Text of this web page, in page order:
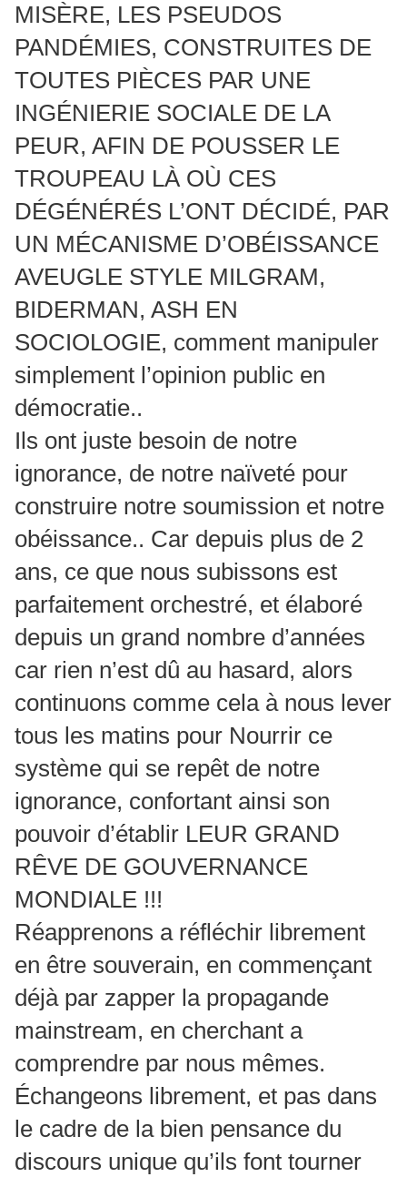
MISÈRE, LES PSEUDOS
PANDÉMIES, CONSTRUITES DE
TOUTES PIÈCES PAR UNE
INGÉNIERIE SOCIALE DE LA
PEUR, AFIN DE POUSSER LE
TROUPEAU LÀ OÙ CES
DÉGÉNÉRÉS L’ONT DÉCIDÉ, PAR
UN MÉCANISME D’OBÉISSANCE
AVEUGLE STYLE MILGRAM,
BIDERMAN, ASH EN
SOCIOLOGIE, comment manipuler
simplement l’opinion public en
démocratie..
Ils ont juste besoin de notre
ignorance, de notre naïveté pour
construire notre soumission et notre
obéissance.. Car depuis plus de 2
ans, ce que nous subissons est
parfaitement orchestré, et élaboré
depuis un grand nombre d’années
car rien n’est dû au hasard, alors
continuons comme cela à nous lever
tous les matins pour Nourrir ce
système qui se repêt de notre
ignorance, confortant ainsi son
pouvoir d’établir LEUR GRAND
RÊVE DE GOUVERNANCE
MONDIALE !!!
Réapprenons a réfléchir librement
en être souverain, en commençant
déjà par zapper la propagande
mainstream, en cherchant a
comprendre par nous mêmes.
Échangeons librement, et pas dans
le cadre de la bien pensance du
discours unique qu’ils font tourner